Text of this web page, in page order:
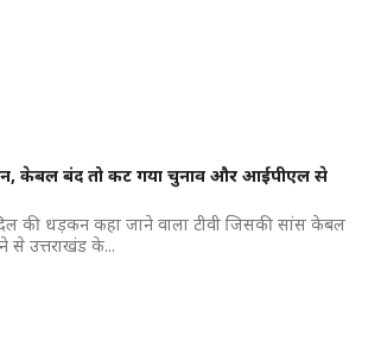
केबल बंद तो कट गया चुनाव और आईपीएल से
दिल की धड़कन कहा जाने वाला टीवी जिसकी सांस केबल
से उत्तराखंड के...